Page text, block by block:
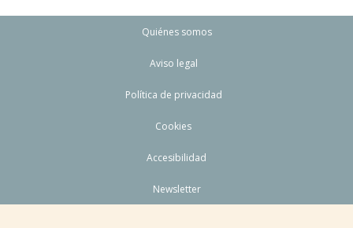
Quiénes somos
Aviso legal
Política de privacidad
Cookies
Accesibilidad
Newsletter